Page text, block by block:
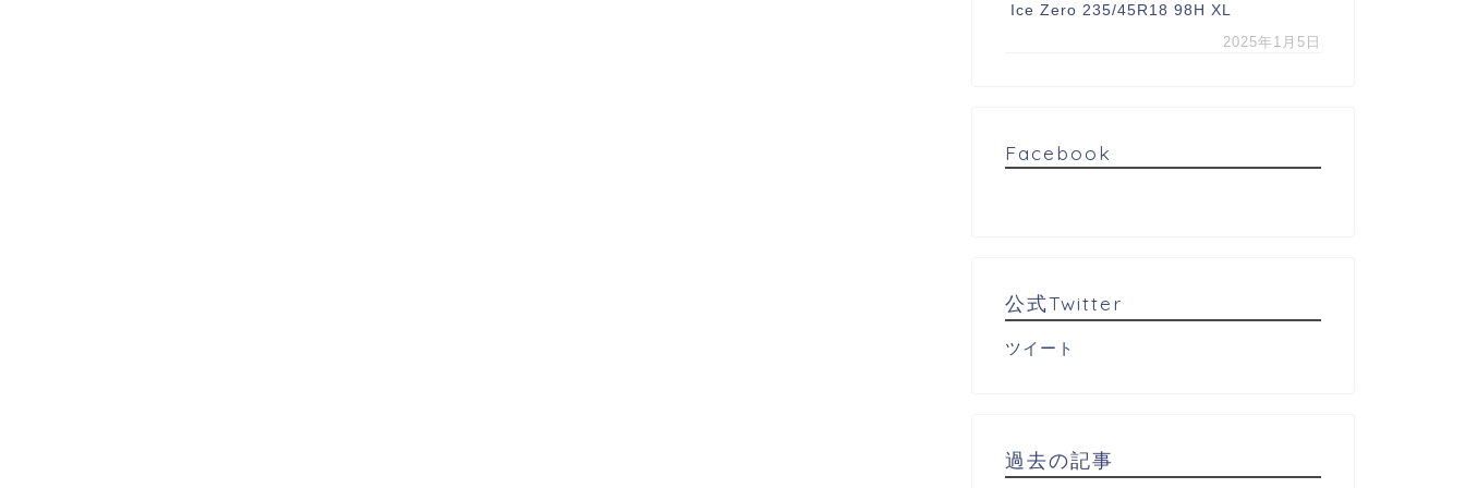
Ice Zero 235/45R18 98H XL
2025年1月5日
Facebook
公式Twitter
ツイート
過去の記事